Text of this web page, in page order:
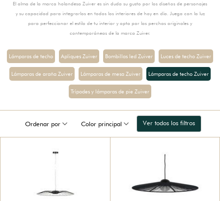
El alma de la marca holandesa Zuiver es sin duda su gusto por los diseños de personajes
y su capacidad para integrarlos en todos los interiores de hoy en día. Juega con la luz
para perfeccionar el estilo de tu interior y opta por las perchas originales y
contemporáneas de la marca Zuiver.
Lámparas de techo Apliques Zuiver Bombillas led Zuiver Luces de techo Zuiver
Lámparas de araña Zuiver Lámparas de mesa Zuiver Lámparas de techo Zuiver
Trípodes y lámparas de pie Zuiver
Ordenar por Color principal Ver todos los filtros